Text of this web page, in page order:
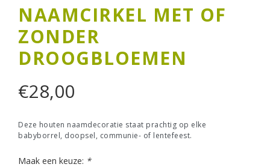
NAAMCIRKEL MET OF
ZONDER
DROOGBLOEMEN
€28,00
Deze houten naamdecoratie staat prachtig op elke
babyborrel, doopsel, communie- of lentefeest.
Maak een keuze: *